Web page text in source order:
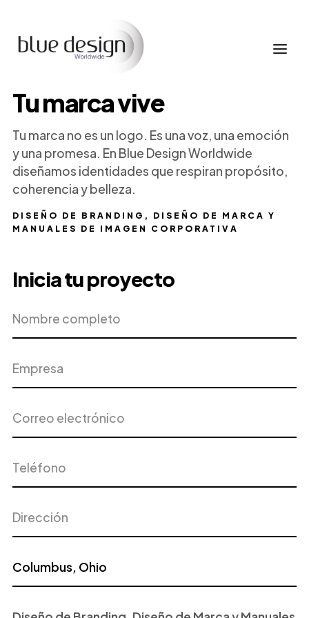
DISEÑO DE BRANDING, DISEÑO DE MARCA Y
MANUALES DE IMAGEN CORPORATIVA
Tu marca vive
Tu marca no es un logo. Es una voz, una emoción
y una promesa. En Blue Design Worldwide
diseñamos identidades que respiran propósito,
coherencia y belleza.
Inicia tu proyecto
completo
electrónico